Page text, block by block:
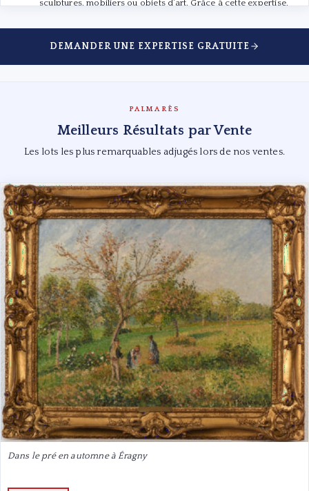
sculptures, mobiliers ou objets d’art. Grâce à cette expertise,
transaction.
DEMANDER UNE EXPERTISE GRATUITE
PALMARÈS
Meilleurs Résultats par Vente
Les lots les plus remarquables adjugés lors de nos ventes.
Dans le pré en automne à Éragny